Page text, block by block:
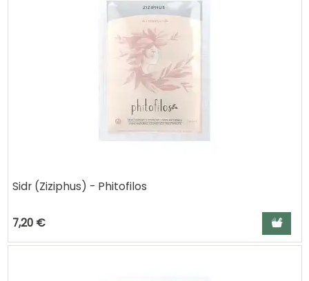
Sidr (Ziziphus) - Phitofilos
7,20 € Ajouter